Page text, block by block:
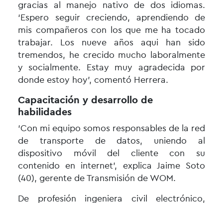
gracias al manejo nativo de dos idiomas.
‘Espero seguir creciendo, aprendiendo de
mis compañeros con los que me ha tocado
trabajar. Los nueve años aqui han sido
tremendos, he crecido mucho laboralmente
y socialmente. Estay muy agradecida por
donde estoy hoy’, comentó Herrera.
Capacitación y desarrollo de
habilidades
‘Con mi equipo somos responsables de la red
de transporte de datos, uniendo al
dispositivo móvil del cliente con su
contenido en internet’, explica Jaime Soto
(40), gerente de Transmisión de WOM.
De profesión ingeniera civil electrónico,